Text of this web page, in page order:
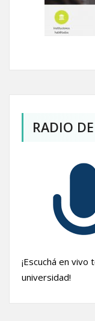
RADIO
¡Escuchá en
universidad!